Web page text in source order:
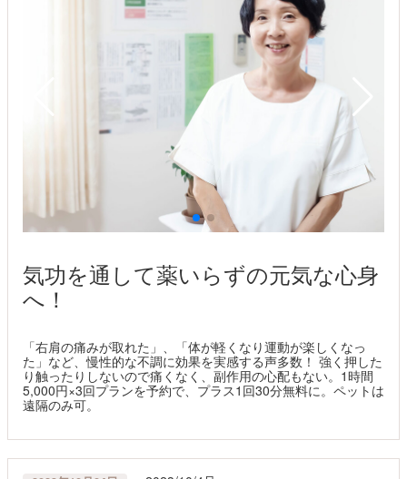
気功を通して薬いらずの元気な心身
へ！
「右肩の痛みが取れた」、「体が軽くなり運動が楽しくなっ
た」など、慢性的な不調に効果を実感する声多数！ 強く押した
り触ったりしないので痛くなく、副作用の心配もない。1時間
5,000円×3回プランを予約で、プラス1回30分無料に。ペットは
遠隔のみ可。